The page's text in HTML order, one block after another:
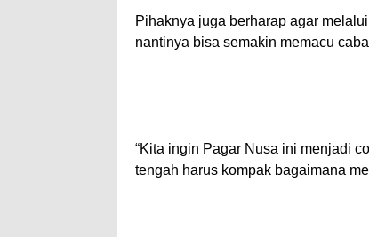
Pihaknya juga berharap agar
nantinya bisa semakin memacu
“Kita ingin Pagar Nusa ini menjadi
tengah harus kompak bagaimana